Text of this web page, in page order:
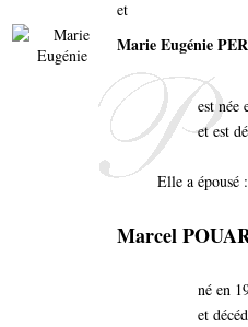
et
Marie Eugénie
est née
et est
Elle a épousé :
Marcel
né en
et